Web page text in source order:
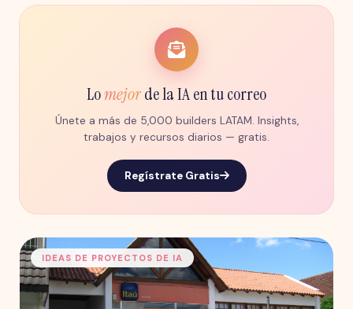
Lomejorde la IA en tu correo
Únete a más de 5,000 builders LATAM. Insights,
trabajos y recursos diarios — gratis.
Regístrate Gratis
IDEAS DE PROYECTOS DE IA